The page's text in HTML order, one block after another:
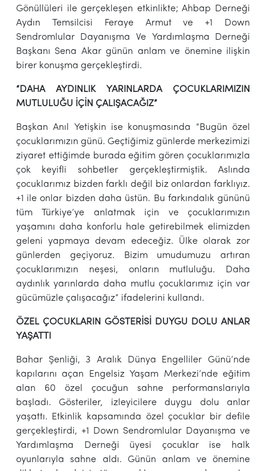
Gönüllüleri ile gerçekleşen etkinlikte; Ahbap Derneği
Aydın Temsilcisi Feraye Armut ve +1 Down
Sendromlular Dayanışma Ve Yardımlaşma Derneği
Başkanı Sena Akar günün anlam ve önemine ilişkin
birer konuşma gerçekleştirdi.
“DAHA AYDINLIK YARINLARDA ÇOCUKLARIMIZIN
MUTLULUĞU İÇİN ÇALIŞACAĞIZ”
Başkan Anıl Yetişkin ise konuşmasında “Bugün özel
çocuklarımızın günü. Geçtiğimiz günlerde merkezimizi
ziyaret ettiğimde burada eğitim gören çocuklarımızla
çok keyifli sohbetler gerçekleştirmiştik. Aslında
çocuklarımız bizden farklı değil biz onlardan farklıyız.
+1 ile onlar bizden daha üstün. Bu farkındalık gününü
tüm Türkiye’ye anlatmak için ve çocuklarımızın
yaşamını daha konforlu hale getirebilmek elimizden
geleni yapmaya devam edeceğiz. Ülke olarak zor
günlerden geçiyoruz. Bizim umudumuzu artıran
çocuklarımızın neşesi, onların mutluluğu. Daha
aydınlık yarınlarda daha mutlu çocuklarımız için var
gücümüzle çalışacağız” ifadelerini kullandı.
ÖZEL ÇOCUKLARIN GÖSTERİSİ DUYGU DOLU ANLAR
YAŞATTI
Bahar Şenliği, 3 Aralık Dünya Engelliler Günü’nde
kapılarını açan Engelsiz Yaşam Merkezi’nde eğitim
alan 60 özel çocuğun sahne performanslarıyla
başladı. Gösteriler, izleyicilere duygu dolu anlar
yaşattı. Etkinlik kapsamında özel çocuklar bir defile
gerçekleştirdi, +1 Down Sendromlular Dayanışma ve
Yardımlaşma Derneği üyesi çocuklar ise halk
oyunlarıyla sahne aldı. Günün anlam ve önemine